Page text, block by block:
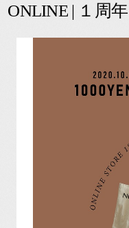
ONLINE | １周